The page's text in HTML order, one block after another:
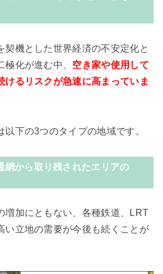
契機とした世界経済の不安定化と
化が進む中、 空き家や使用して
けるリスクが急速に高まっていま
下の3つのタイプの地域です。
網から取り残されたエリアの
増加にともない、各種鉄道、LRT
い立地の需要が今後も続くことが